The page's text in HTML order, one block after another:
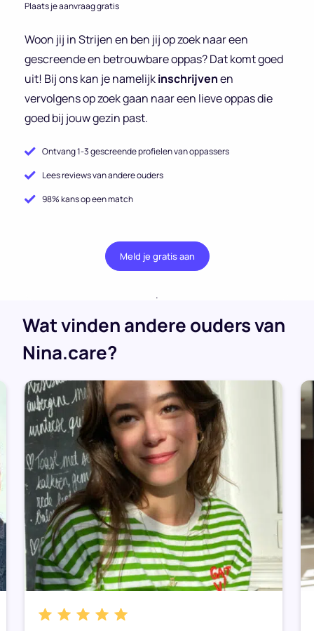
Plaats je aanvraag gratis
Woon jij in Strijen en ben jij op zoek naar een
gescreende en betrouwbare oppas? Dat komt goed
uit! Bij ons kan je namelijkinschrijvenen
vervolgens op zoek gaan naar een lieve oppas die
goed bij jouw gezin past.
Ontvang 1-3 gescreende profielen van oppassers
Lees reviews van andere ouders
98% kans op een match
Meld je gratis aan
.
Wat vinden andere ouders van
Nina.care?